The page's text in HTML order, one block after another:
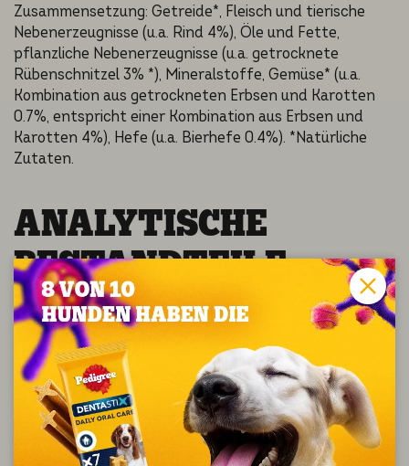
Zusammensetzung: Getreide*, Fleisch und tierische
Nebenerzeugnisse (u.a. Rind 4%), Öle und Fette,
pflanzliche Nebenerzeugnisse (u.a. getrocknete
Rübenschnitzel 3% *), Mineralstoffe, Gemüse* (u.a.
Kombination aus getrockneten Erbsen und Karotten
0.7%, entspricht einer Kombination aus Erbsen und
Karotten 4%), Hefe (u.a. Bierhefe 0.4%). *Natürliche
Zutaten.
ANALYTI­SCHE
BESTAND­TEI­LE
Analytische Bestandteile (%): Protein: 20.0; Fettgehalt:
9.0; anorganischer Stoff: 6.6; Rohfaser: 2.8. Brennwert:
353 kcal/100 g.
ZUSATZ­STOF­FE
Additives per kg: antioxidants; Nutritional additives: